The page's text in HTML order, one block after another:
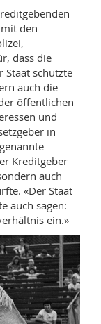
den
dass die
Staat schützte
auch die
öffentlichen
und
in
Kreditgeber
auch
«Der Staat
auch sagen:
ein.»